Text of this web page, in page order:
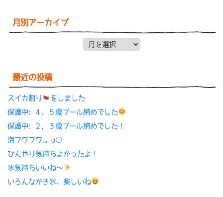
月別アーカイブ
最近の投稿
スイカ割り
をしました
保護中: ４、５歳プール納めでした
保護中: ２，３歳プール納めでした！
泡フワフワ.。o○
ひんやり気持ちよかったよ！
氷気持ちいいね〜
いろんなかき氷、楽しいね